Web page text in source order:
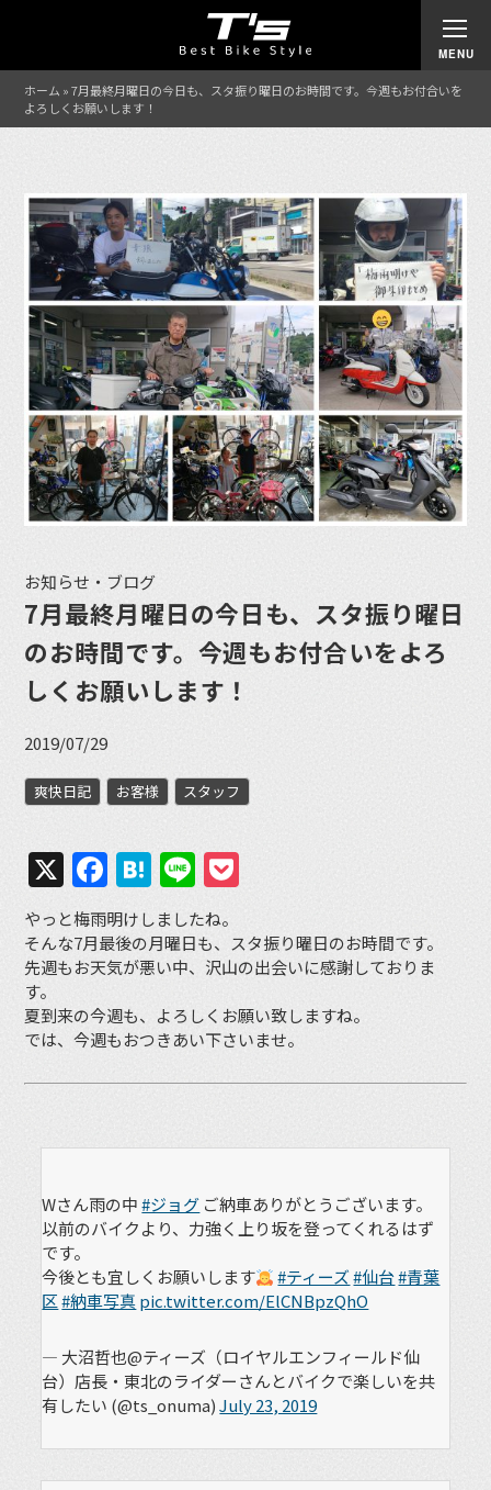
ホーム »7月最終月曜日の今日も、スタ振り曜日のお時間です。今週もお付合いを
よろしくお願いします！
お知らせ・ブログ
7月最終月曜日の今日も、スタ振り曜日
のお時間です。今週もお付合いをよろ
しくお願いします！
2019/07/29
爽快日記 お客様 スタッフ
X Facebook
Hatena
Line
やっと梅雨明けしましたね。
そんな7月最後の月曜日も、スタ振り曜日のお時間です。
先週もお天気が悪い中、沢山の出会いに感謝しておりま
す。
夏到来の今週も、よろしくお願い致しますね。
では、今週もおつきあい下さいませ。
Wさん雨の中#ジョグ ご納車ありがとうございます。
以前のバイクより、力強く上り坂を登ってくれるはず
です。
今後とも宜しくお願いします
#ティーズ#仙台#青葉
区#納車写真pic.twitter.com/ElCNBpzQhO
— 大沼哲也@ティーズ（ロイヤルエンフィールド仙
台）店長・東北のライダーさんとバイクで楽しいを共
有したい (@ts_onuma)July 23, 2019